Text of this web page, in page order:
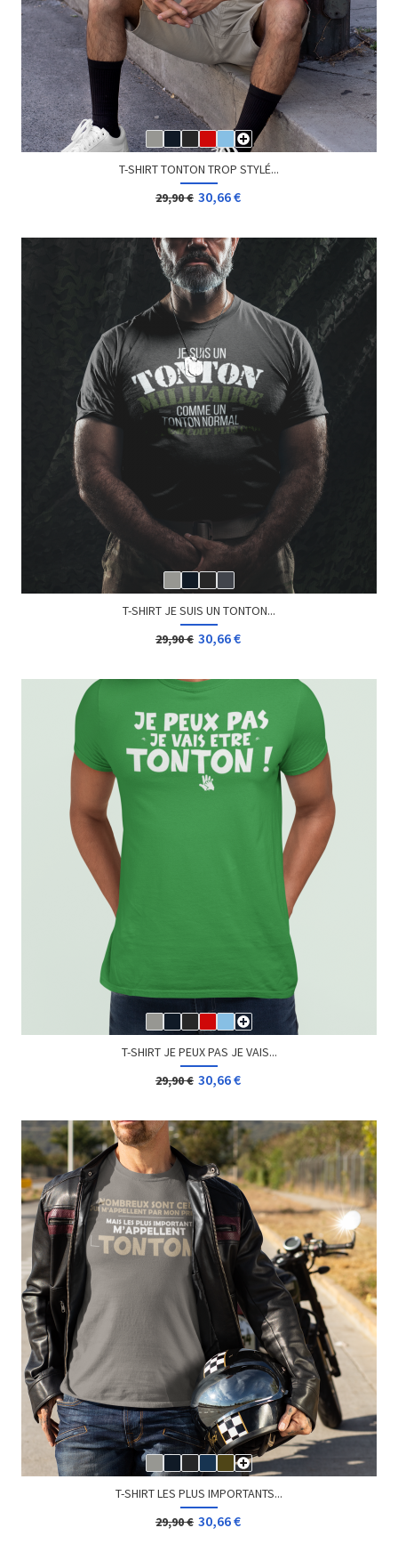
T-SHIRT TONTON TROP STYLÉ...
29,90 € 30,66 €
T-SHIRT JE SUIS UN TONTON...
29,90 € 30,66 €
T-SHIRT JE PEUX PAS JE VAIS...
29,90 € 30,66 €
T-SHIRT LES PLUS IMPORTANTS...
29,90 € 30,66 €